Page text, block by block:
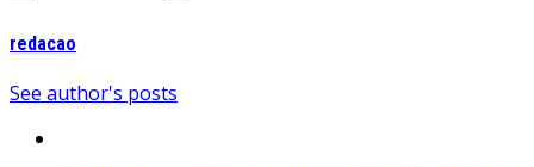
redacao
See author's posts